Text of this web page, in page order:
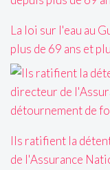
La loi sur l'eau au
plus de 69 ans et
Ils ratifient la
de l'Assurance